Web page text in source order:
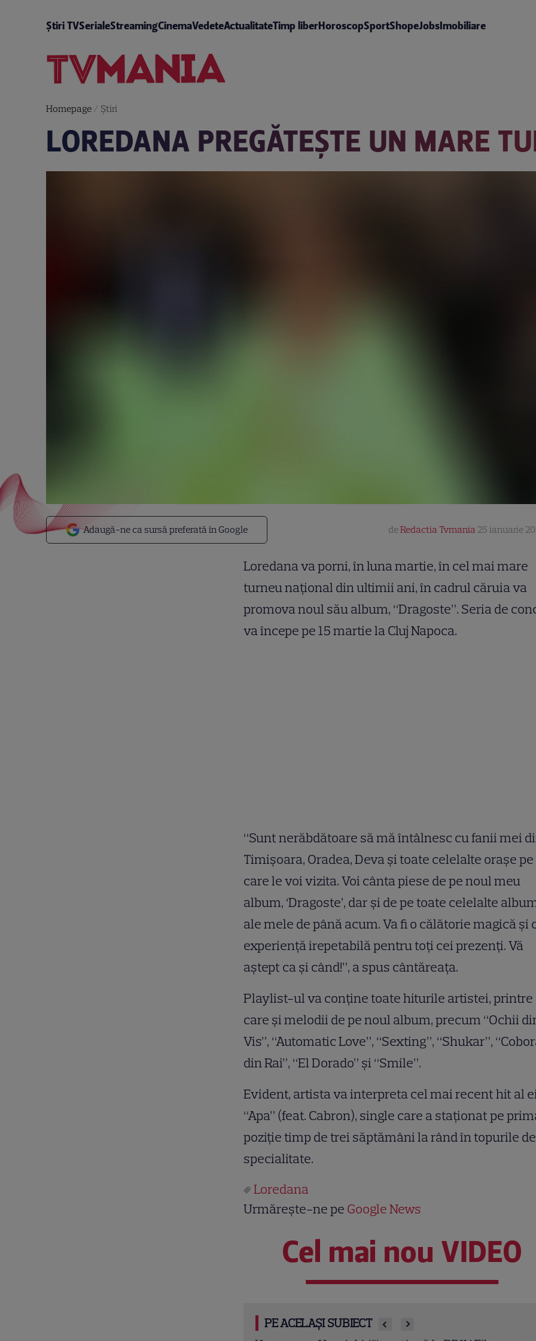
Știri TVSerialeStreamingCinemaVedeteActualitateTimp liberHoroscopSportShopeJobsImobiliare
Homepage/ Știri
LOREDANA PREGĂTEŞTE UN MARE
Adaugă-ne ca sursă preferată în Google deRedactia Tvmania 25 ianuarie
Loredana va porni, în luna martie, în cel mai mare
turneu naţional din ultimii ani, în cadrul căruia va
promova noul său album, “Dragoste”. Seria de
va începe pe 15 martie la Cluj Napoca.
“Sunt nerăbdătoare să mă întâlnesc cu fanii mei
Timişoara, Oradea, Deva şi toate celelalte oraşe pe
care le voi vizita. Voi cânta piese de pe noul meu
album, ‘Dragoste’, dar şi de pe toate celelalte
ale mele de până acum. Va fi o călătorie magică şi
experienţă irepetabilă pentru toţi cei prezenţi. Vă
aştept ca şi când!”, a spus cântăreaţa.
Playlist-ul va conţine toate hiturile artistei, printre
care şi melodii de pe noul album, precum “Ochii
Vis”, “Automatic Love”, “Sexting”, “Shukar”,
din Rai”, “El Dorado” şi “Smile”.
Evident, artista va interpreta cel mai recent hit al
“Apa” (feat. Cabron), single care a staţionat pe
poziţie timp de trei săptămâni la rând în topurile de
specialitate.
Loredana
Urmărește-ne pe Google News
Cel mai nou VIDEO
PE ACELAȘI SUBIECT